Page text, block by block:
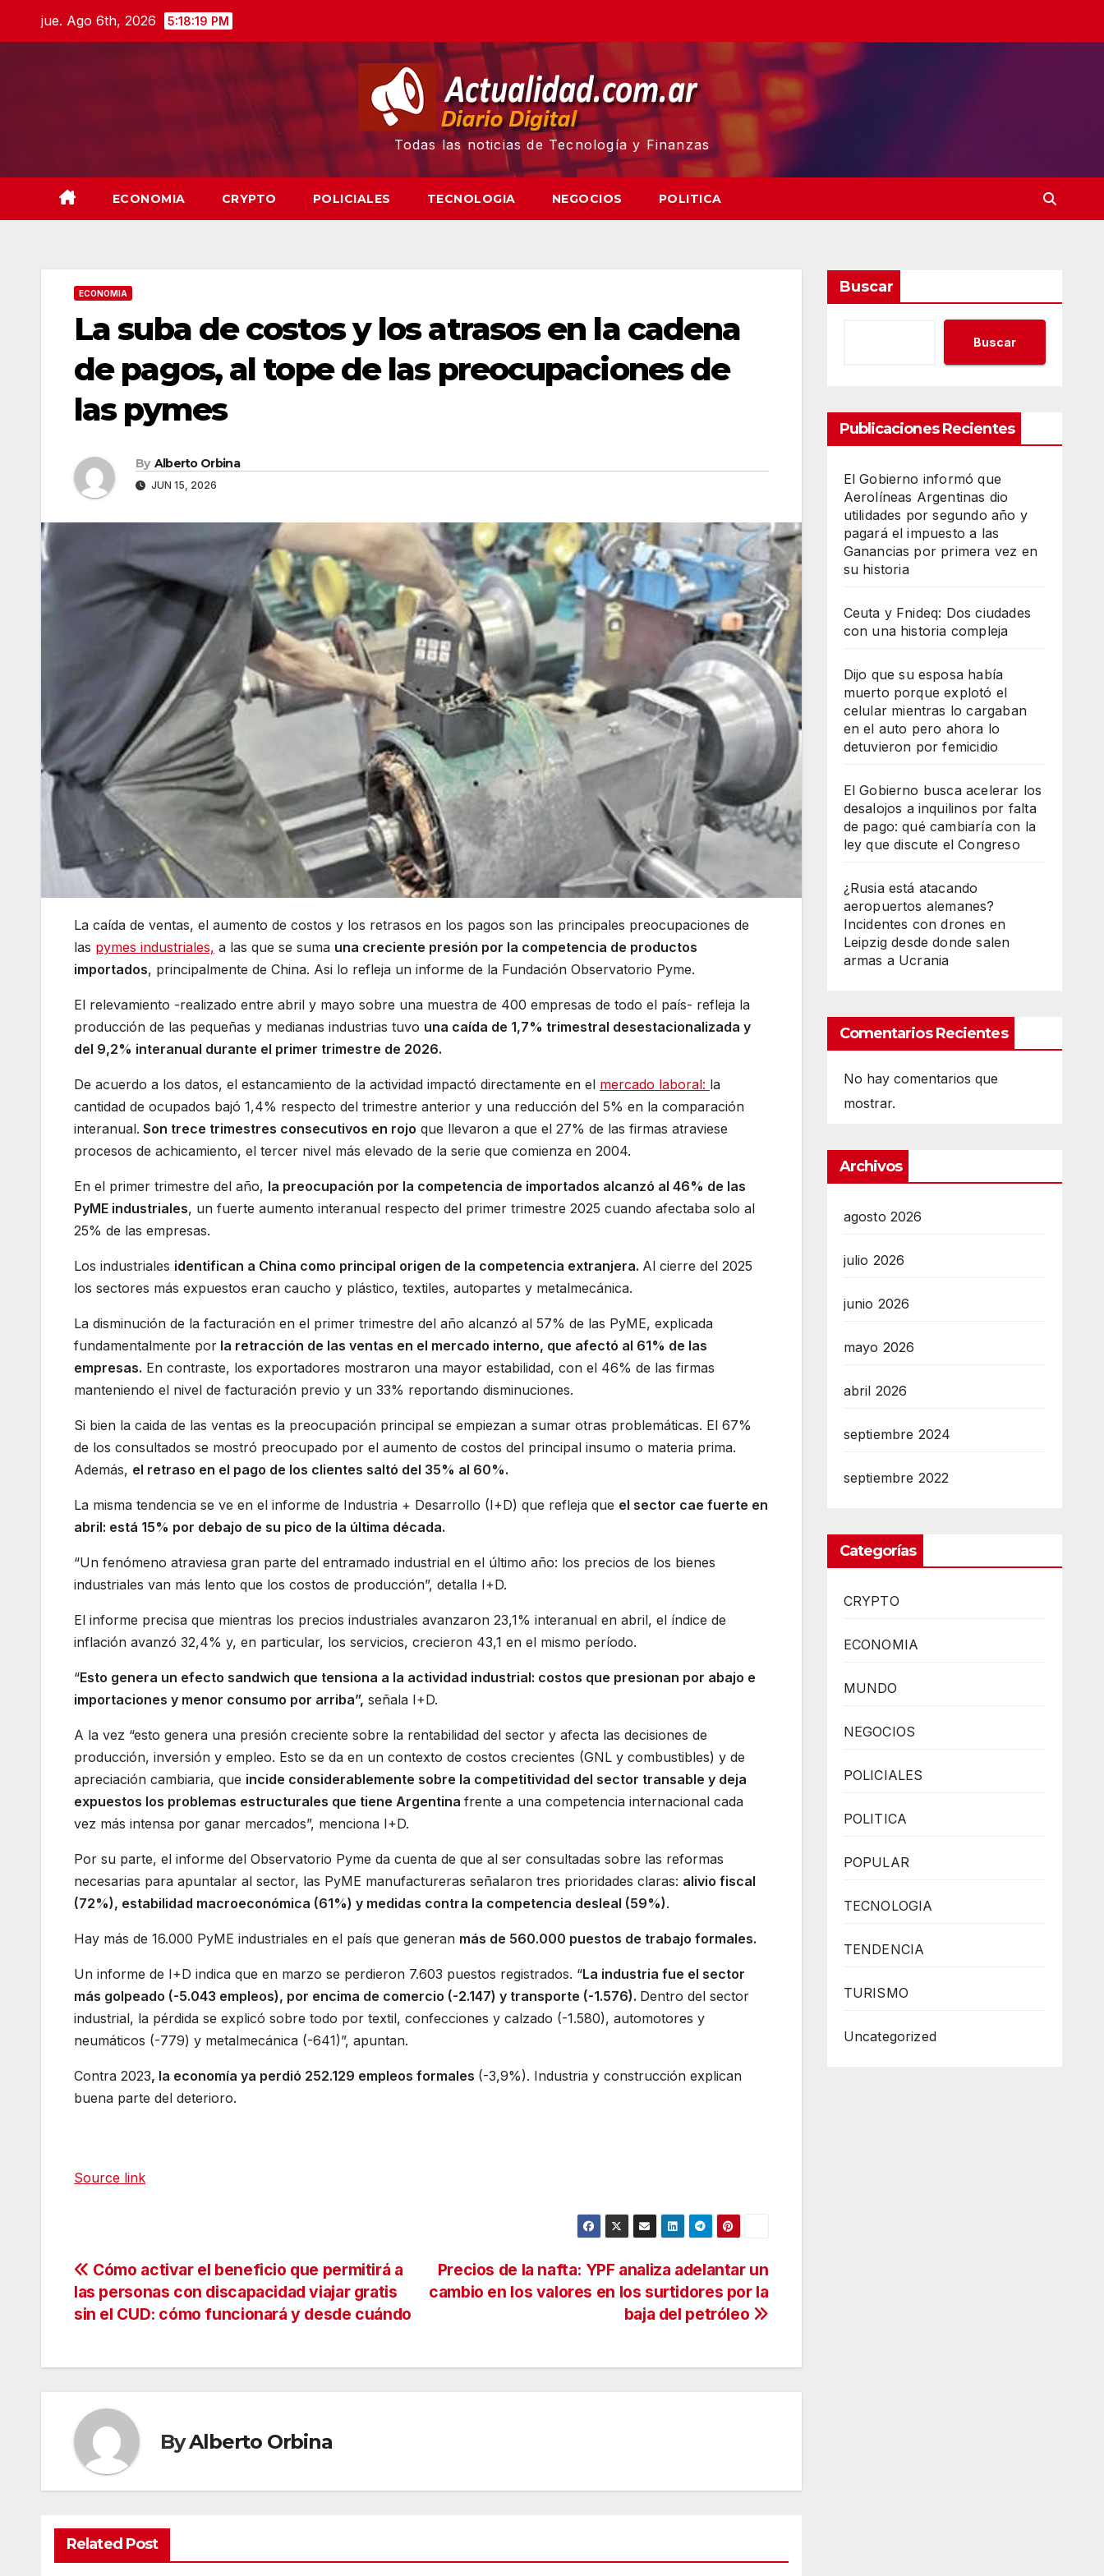
jue. Ago 6th, 2026 5:18:20 PM
Todas las noticias de Tecnología y Finanzas
ECONOMIA CRYPTO POLICIALES TECNOLOGIA NEGOCIOS POLITICA
ECONOMIA
La suba de costos y los atrasos en la cadena
de pagos, al tope de las preocupaciones de
las pymes
By Alberto Orbina
JUN 15, 2026
La caída de ventas, el aumento de costos y los retrasos en los pagos son las principales preocupaciones de
las pymes industriales, a las que se suma una creciente presión por la competencia de productos
importados, principalmente de China. Asi lo refleja un informe de la Fundación Observatorio Pyme.
El relevamiento -realizado entre abril y mayo sobre una muestra de 400 empresas de todo el país- refleja la
producción de las pequeñas y medianas industrias tuvo una caída de 1,7% trimestral desestacionalizada y
del 9,2% interanual durante el primer trimestre de 2026.
De acuerdo a los datos, el estancamiento de la actividad impactó directamente en el mercado laboral: la
cantidad de ocupados bajó 1,4% respecto del trimestre anterior y una reducción del 5% en la comparación
interanual. Son trece trimestres consecutivos en rojo que llevaron a que el 27% de las firmas atraviese
procesos de achicamiento, el tercer nivel más elevado de la serie que comienza en 2004.
En el primer trimestre del año, la preocupación por la competencia de importados alcanzó al 46% de las
PyME industriales, un fuerte aumento interanual respecto del primer trimestre 2025 cuando afectaba solo al
25% de las empresas.
Los industriales identifican a China como principal origen de la competencia extranjera. Al cierre del 2025
los sectores más expuestos eran caucho y plástico, textiles, autopartes y metalmecánica.
La disminución de la facturación en el primer trimestre del año alcanzó al 57% de las PyME, explicada
fundamentalmente por la retracción de las ventas en el mercado interno, que afectó al 61% de las
empresas. En contraste, los exportadores mostraron una mayor estabilidad, con el 46% de las firmas
manteniendo el nivel de facturación previo y un 33% reportando disminuciones.
Si bien la caida de las ventas es la preocupación principal se empiezan a sumar otras problemáticas. El 67%
de los consultados se mostró preocupado por el aumento de costos del principal insumo o materia prima.
Además, el retraso en el pago de los clientes saltó del 35% al 60%.
La misma tendencia se ve en el informe de Industria + Desarrollo (I+D) que refleja que el sector cae fuerte en
abril: está 15% por debajo de su pico de la última década.
“Un fenómeno atraviesa gran parte del entramado industrial en el último año: los precios de los bienes
industriales van más lento que los costos de producción”, detalla I+D.
El informe precisa que mientras los precios industriales avanzaron 23,1% interanual en abril, el índice de
inflación avanzó 32,4% y, en particular, los servicios, crecieron 43,1 en el mismo período.
“Esto genera un efecto sandwich que tensiona a la actividad industrial: costos que presionan por abajo e
importaciones y menor consumo por arriba”, señala I+D.
A la vez “esto genera una presión creciente sobre la rentabilidad del sector y afecta las decisiones de
producción, inversión y empleo. Esto se da en un contexto de costos crecientes (GNL y combustibles) y de
apreciación cambiaria, que incide considerablemente sobre la competitividad del sector transable y deja
expuestos los problemas estructurales que tiene Argentina frente a una competencia internacional cada
vez más intensa por ganar mercados”, menciona I+D.
Por su parte, el informe del Observatorio Pyme da cuenta de que al ser consultadas sobre las reformas
necesarias para apuntalar al sector, las PyME manufactureras señalaron tres prioridades claras: alivio fiscal
(72%), estabilidad macroeconómica (61%) y medidas contra la competencia desleal (59%).
Hay más de 16.000 PyME industriales en el país que generan más de 560.000 puestos de trabajo formales.
Un informe de I+D indica que en marzo se perdieron 7.603 puestos registrados. “La industria fue el sector
más golpeado (-5.043 empleos), por encima de comercio (-2.147) y transporte (-1.576). Dentro del sector
industrial, la pérdida se explicó sobre todo por textil, confecciones y calzado (-1.580), automotores y
neumáticos (-779) y metalmecánica (-641)”, apuntan.
Contra 2023, la economía ya perdió 252.129 empleos formales (-3,9%). Industria y construcción explican
buena parte del deterioro.
Source link
Navegación
de
Precios de la nafta: YPF analiza adelantar un
cambio en los valores en los surtidores por la
baja del petróleo
Cómo activar el beneficio que permitirá a
las personas con discapacidad viajar gratis
sin el CUD: cómo funcionará y desde cuándo
ByAlberto Orbina
Related Post
Buscar
Buscar
Publicaciones Recientes
El Gobierno informó que
Aerolíneas Argentinas dio
utilidades por segundo año y
pagará el impuesto a las
Ganancias por primera vez en
su historia
Ceuta y Fnideq: Dos ciudades
con una historia compleja
Dijo que su esposa había
muerto porque explotó el
celular mientras lo cargaban
en el auto pero ahora lo
detuvieron por femicidio
El Gobierno busca acelerar los
desalojos a inquilinos por falta
de pago: qué cambiaría con la
ley que discute el Congreso
¿Rusia está atacando
aeropuertos alemanes?
Incidentes con drones en
Leipzig desde donde salen
armas a Ucrania
Comentarios Recientes
No hay comentarios que
mostrar.
Archivos
agosto 2026
julio 2026
junio 2026
mayo 2026
abril 2026
septiembre 2024
septiembre 2022
Categorías
CRYPTO
ECONOMIA
MUNDO
NEGOCIOS
POLICIALES
POLITICA
POPULAR
TECNOLOGIA
TENDENCIA
TURISMO
Uncategorized